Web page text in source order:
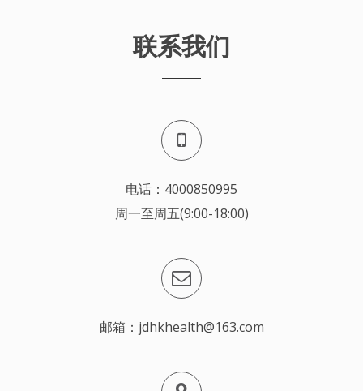
联系我们
电话：4000850995
周一至周五(9:00-18:00)
邮箱：jdhkhealth@163.com